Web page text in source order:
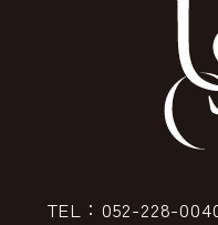
TEL：052-228-